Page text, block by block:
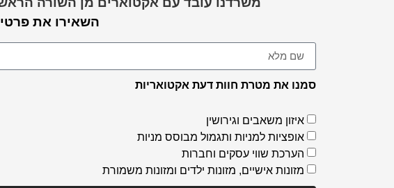
השאירו את
סמנו את מטרת חוות דעת אקטואריות
איזון משאבים וגירושין
אופציות למניות ותגמול מבוסס מניות
הערכת שווי עסקים וחברות
מזונות אישיים, מזונות ילדים ומזונות משמורת